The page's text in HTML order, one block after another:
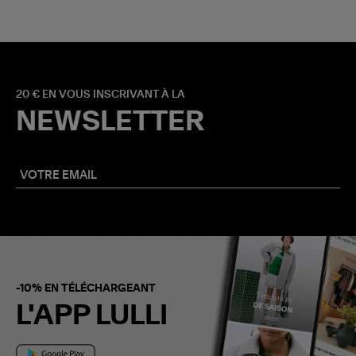
20 € EN VOUS INSCRIVANT À LA
NEWSLETTER
-10% EN TÉLÉCHARGEANT
L'APP LULLI